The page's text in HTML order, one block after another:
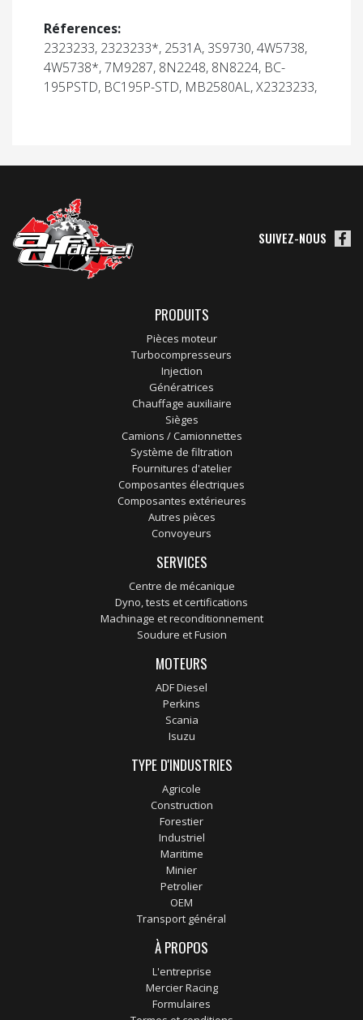
Réferences:
2323233, 2323233*, 2531A, 3S9730, 4W5738,
4W5738*, 7M9287, 8N2248, 8N8224, BC-
195PSTD, BC195P-STD, MB2580AL, X2323233,
SUIVEZ-NOUS
PRODUITS
Pièces moteur
Turbocompresseurs
Injection
Génératrices
Chauffage auxiliaire
Sièges
Camions / Camionnettes
Système de filtration
Fournitures d'atelier
Composantes électriques
Composantes extérieures
Autres pièces
Convoyeurs
SERVICES
Centre de mécanique
Dyno, tests et certifications
Machinage et reconditionnement
Soudure et Fusion
MOTEURS
ADF Diesel
Perkins
Scania
Isuzu
TYPE D'INDUSTRIES
Agricole
Construction
Forestier
Industriel
Maritime
Minier
Petrolier
OEM
Transport général
À PROPOS
L'entreprise
Mercier Racing
Formulaires